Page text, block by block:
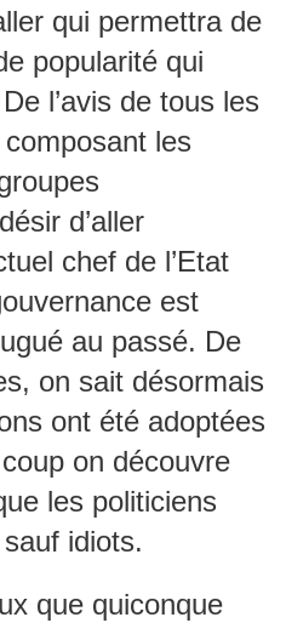
qui permettra de
popularité qui
l’avis de tous les
les
d’aller
chef de l’Etat
est
au passé. De
on sait désormais
ont été adoptées
on découvre
les politiciens
idiots.
que quiconque